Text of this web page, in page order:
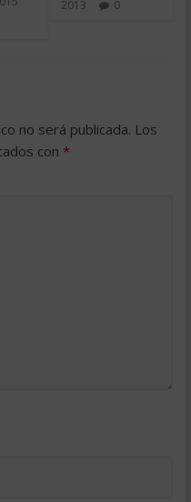
2013
0
no será publicada. Los
con *